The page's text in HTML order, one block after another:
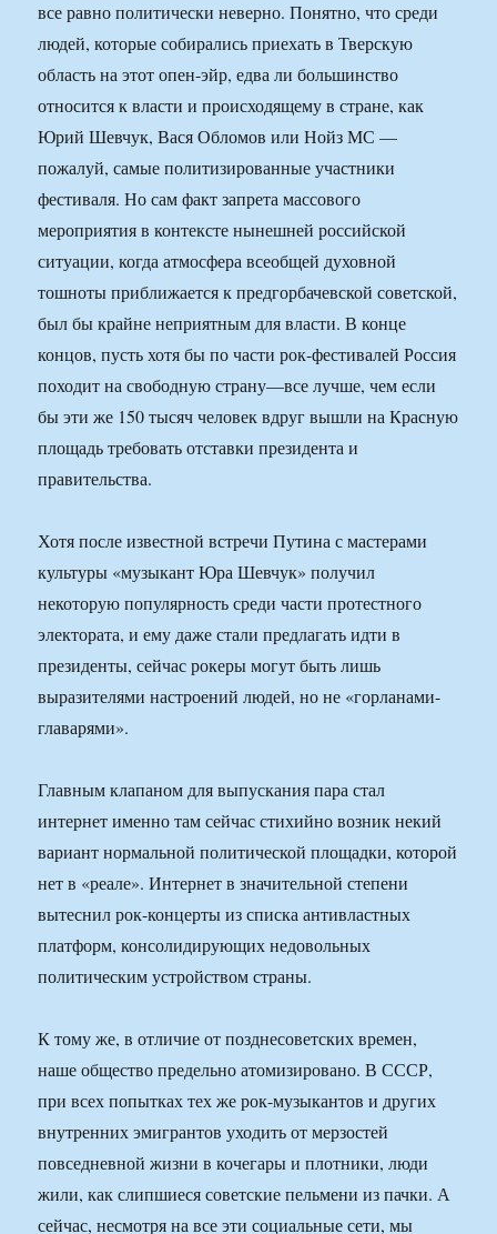
все равно политически неверно. Понятно, что среди
людей, которые собирались приехать в Тверскую
область на этот опен-эйр, едва ли большинство
относится к власти и происходящему в стране, как
Юрий Шевчук, Вася Обломов или Нойз МС —
пожалуй, самые политизированные участники
фестиваля. Но сам факт запрета массового
мероприятия в контексте нынешней российской
ситуации, когда атмосфера всеобщей духовной
тошноты приближается к предгорбачевской советской,
был бы крайне неприятным для власти. В конце
концов, пусть хотя бы по части рок-фестивалей Россия
походит на свободную страну—все лучше, чем если
бы эти же 150 тысяч человек вдруг вышли на Красную
площадь требовать отставки президента и
правительства.
Хотя после известной встречи Путина с мастерами
культуры «музыкант Юра Шевчук» получил
некоторую популярность среди части протестного
электората, и ему даже стали предлагать идти в
президенты, сейчас рокеры могут быть лишь
выразителями настроений людей, но не «горланами-
главарями».
Главным клапаном для выпускания пара стал
интернет именно там сейчас стихийно возник некий
вариант нормальной политической площадки, которой
нет в «реале». Интернет в значительной степени
вытеснил рок-концерты из списка антивластных
платформ, консолидирующих недовольных
политическим устройством страны.
К тому же, в отличие от позднесоветских времен,
наше общество предельно атомизировано. В СССР,
при всех попытках тех же рок-музыкантов и других
внутренних эмигрантов уходить от мерзостей
повседневной жизни в кочегары и плотники, люди
жили, как слипшиеся советские пельмени из пачки. А
сейчас, несмотря на все эти социальные сети, мы